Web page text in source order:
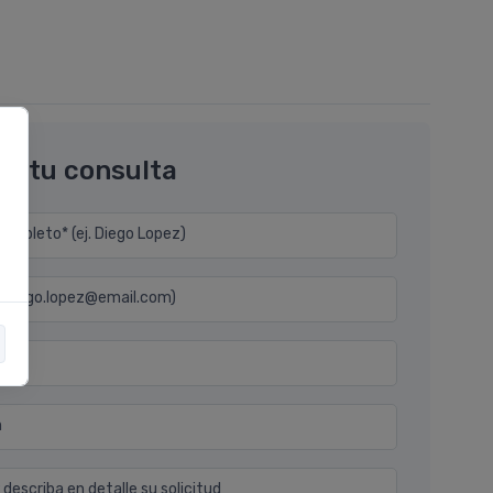
tu consulta
(ej. Diego Lopez)
diego.lopez@email.com)
en detalle su solicitud